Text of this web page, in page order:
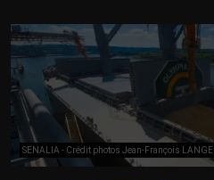
SENALIA - Crédit photos Jean-François LANGE